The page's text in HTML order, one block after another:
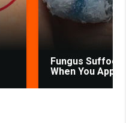
Fungus
When You